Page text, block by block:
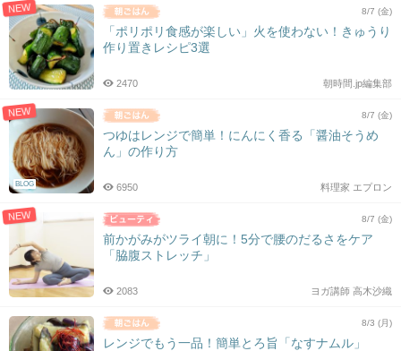
NEW 8/7 (金)
「ポリポリ食感が楽しい」火を使わない！きゅうり
作り置きレシピ3選
朝時間.jp編集部
2470
NEW
BLOG
8/7 (金)
つゆはレンジで簡単！にんにく香る「醤油そうめ
ん」の作り方
料理家 エプロン
6950
NEW 8/7 (金)
前かがみがツライ朝に！5分で腰のだるさをケア
「脇腹ストレッチ」
ヨガ講師 高木沙織
2083
8/3 (月)
レンジでもう一品！簡単とろ旨「なすナムル」